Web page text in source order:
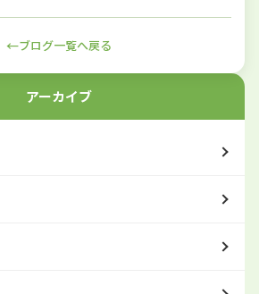
アーカイブ
←ブログ一覧へ戻る